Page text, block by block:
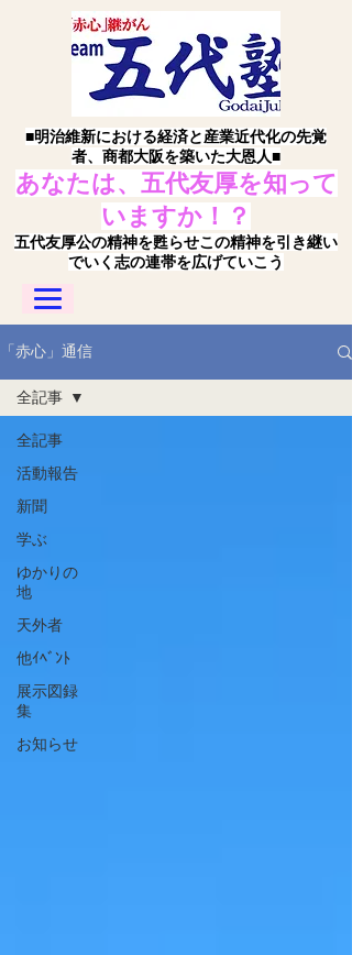
■明治維新における経済と産業近代化の先覚
者、商都大阪を築いた大恩人■
あなたは、五代友厚を知って
いますか！？
五代友厚公の精神を甦らせこの精神を引き継い
でいく志の連帯を広げていこう
「赤心」通信
全記事
活動報告
新聞
学ぶ
ゆかりの
地
天外者
他ｲﾍﾞﾝﾄ
展示図録
集
お知らせ
全記事